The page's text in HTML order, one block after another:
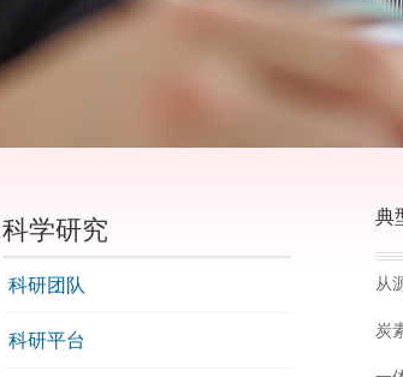
科学研究
科研团队
科研平台
典
从
炭